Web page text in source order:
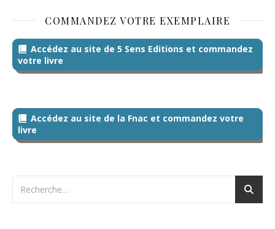
COMMANDEZ VOTRE EXEMPLAIRE
Accédez au site de 5 Sens Editions et commandez
votre livre
Accédez au site de la Fnac et commandez votre
livre